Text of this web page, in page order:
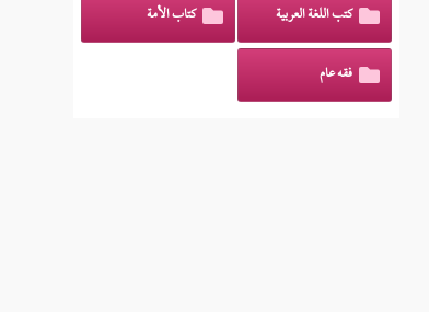
كتب اللغة العربية كتاب الأمة
فقه عام